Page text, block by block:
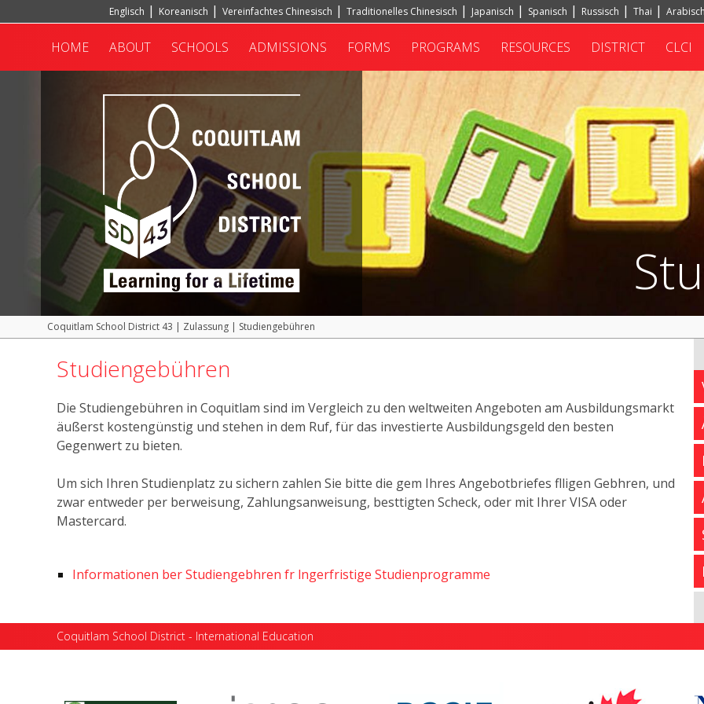
Englisch Koreanisch Vereinfachtes Chinesisch Traditionelles Chinesisch Japanisch Spanisch Russisch Thai Arabisch
HOME ABOUT SCHOOLS ADMISSIONS FORMS PROGRAMS RESOURCES DISTRICT CLCI
Coquitlam School District 43 | Zulassung| Studiengebühren
Studiengebühren
Die Studiengebühren in Coquitlam sind im Vergleich zu den weltweiten Angeboten am Ausbildungsmarkt
äußerst kostengünstig und stehen in dem Ruf, für das investierte Ausbildungsgeld den besten
Gegenwert zu bieten.
Um sich Ihren Studienplatz zu sichern zahlen Sie bitte die gem Ihres Angebotbriefes flligen Gebhren, und
zwar entweder per berweisung, Zahlungsanweisung, besttigten Scheck, oder mit Ihrer VISA oder
Mastercard.
Informationen ber Studiengebhren fr lngerfristige Studienprogramme
Coquitlam School District - International Education